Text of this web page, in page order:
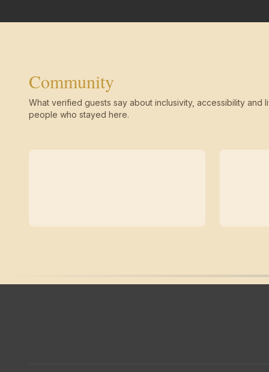
Community
What verified guests say about inclusivity, accessibility and
people who stayed here.